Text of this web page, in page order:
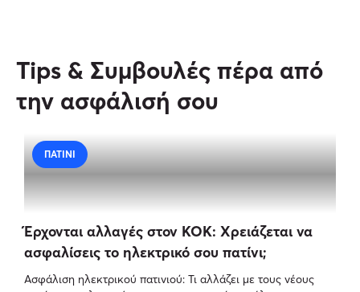
Tips & Συμβουλές πέρα από
την ασφάλισή σου
ΠΑΤΊΝΙ
Έρχονται αλλαγές στον ΚΟΚ: Χρειάζεται να
ασφαλίσεις το ηλεκτρικό σου πατίνι;
Ασφάλιση ηλεκτρικού πατινιού: Τι αλλάζει με τους νέους